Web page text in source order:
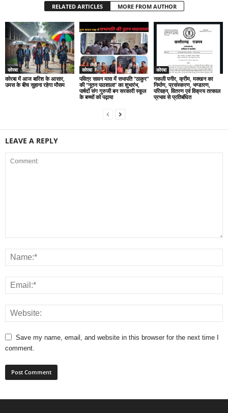
RELATED ARTICLES MORE FROM AUTHOR
कोरबा
कोरबा में आज बारिश के आसार,
उमस के बीच सुहाना रहेगा मौसम
कोरबा
पवित्र सावन मास में सभापति “ठाकुर”
की “नूतन पाठशाला” का शुभारंभ,
पार्षदों संग गुरुजी बन सरकारी स्कूल
के बच्चों को पढ़ाया
कोरबा
नकली पनीर, क्रीम, मक्खन का
निर्माण, प्रसंस्करण, भण्डारण,
परिवहन, वितरण एवं विक्रय तत्काल
प्रभाव से प्रतिबंधित
LEAVE A REPLY
Save my name, email, and website in this browser for the next time I
comment.